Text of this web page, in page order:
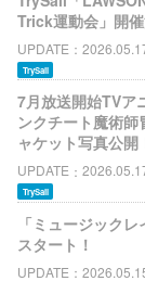
Trick運動会」開催
UPDATE
TrySail
7月放送開始TVア
ンクチート魔術
ャケット写真公開
UPDATE
TrySail
「ミュージック
スタート！
UPDATE